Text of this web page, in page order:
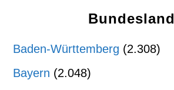
Bundesland
Baden-Württemberg (2.308)
Bayern (2.048)